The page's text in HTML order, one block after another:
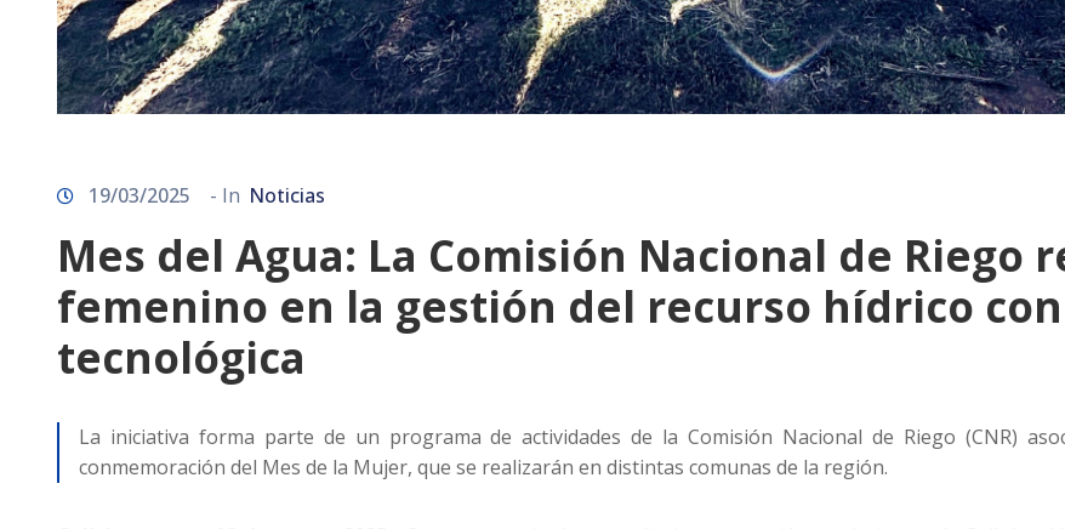
19/03/2025 - In Noticias
Mes del Agua: La Comisión Nacional de Riego
femenino en la gestión del recurso hídrico
tecnológica
La iniciativa forma parte de un programa de actividades de la Comisión Nacional de Riego (CNR)
conmemoración del Mes de la Mujer, que se realizarán en distintas comunas de la región.